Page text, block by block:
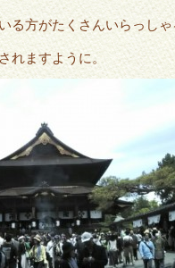
る方がたくさんいらっしゃ
れますように。